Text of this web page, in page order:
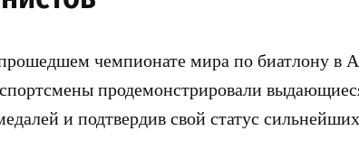
чемпионате мира по биатлону в
продемонстрировали
и подтвердив свой статус